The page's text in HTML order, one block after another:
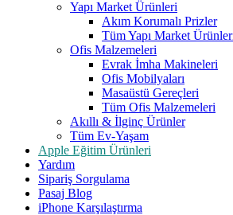
Yapı Market Ürünleri
Akım Korumalı Prizler
Tüm Yapı Market
Ofis Malzemeleri
Evrak İmha Makineleri
Ofis Mobilyaları
Masaüstü Gereçleri
Tüm Ofis Malzemeleri
Akıllı & İlginç Ürünler
Tüm Ev-Yaşam
Apple Eğitim Ürünleri
Yardım
Sipariş Sorgulama
Pasaj Blog
iPhone Karşılaştırma